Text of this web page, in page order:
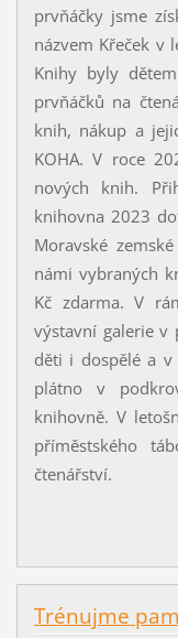
prvňáčky jsme
názvem Křeček v
Knihy byly
prvňáčků na
knih, nákup a
KOHA. V roce
nových knih.
knihovna 2023
Moravské
námi vybraných
Kč zdarma. V
výstavní galerie v
děti i dospělé a
plátno v
knihovně. V
příměstského
čtenářství.
Trénujme